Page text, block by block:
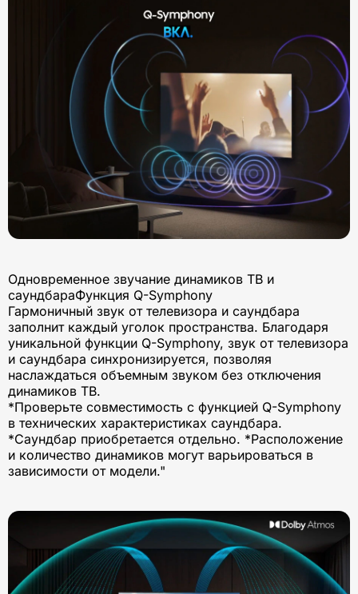
Одновременное звучание динамиков ТВ и
саундбараФункция Q-Symphony
Гармоничный звук от телевизора и саундбара
заполнит каждый уголок пространства. Благодаря
уникальной функции Q-Symphony, звук от телевизора
и саундбара синхронизируется, позволяя
наслаждаться объемным звуком без отключения
динамиков ТВ.
*Проверьте совместимость с функцией Q-Symphony
в технических характеристиках саундбара.
*Саундбар приобретается отдельно. *Расположение
и количество динамиков могут варьироваться в
зависимости от модели."